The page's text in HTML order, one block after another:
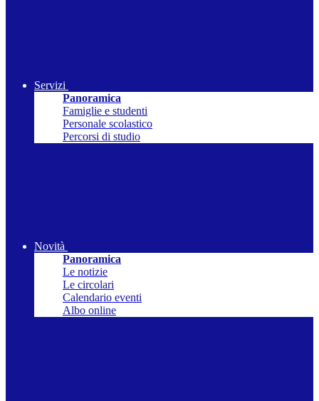
Servizi
Panoramica
Famiglie e studenti
Personale scolastico
Percorsi di studio
Novità
Panoramica
Le notizie
Le circolari
Calendario eventi
Albo online